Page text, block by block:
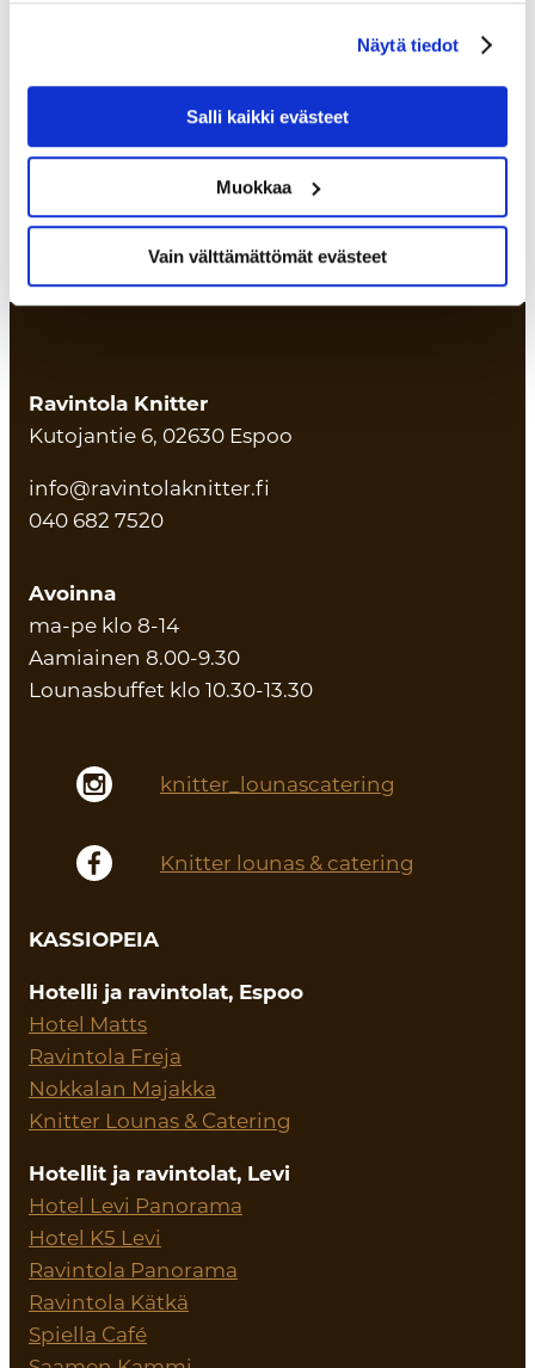
Näytä tiedot
Salli kaikki evästeet
Muokkaa
Vain välttämättömät evästeet
Hillalla maustettu sima 1,5 litraa (Veg, G) 6,5
Munkkirinkilä (L) 2,5 €/kpl
Tee tilaus!
Ravintola Knitter
Kutojantie 6, 02630 Espoo
info@ravintolaknitter.fi
040 682 7520
Avoinna
ma-pe klo 8-14
Aamiainen 8.00-9.30
Lounasbuffet klo 10.30-13.30
knitter_lounascatering
Knitter lounas & catering
KASSIOPEIA
Hotelli ja ravintolat, Espoo
Hotel Matts
Ravintola Freja
Nokkalan Majakka
Knitter Lounas & Catering
Hotellit ja ravintolat, Levi
Hotel Levi Panorama
Hotel K5 Levi
Ravintola Panorama
Ravintola Kätkä
Spiella Café